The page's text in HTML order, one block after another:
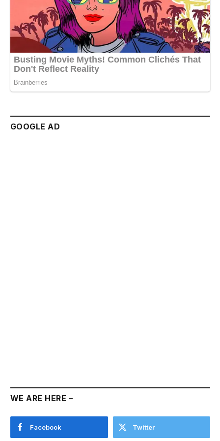
GOOGLE AD
WE ARE HERE –
Facebook Twitter